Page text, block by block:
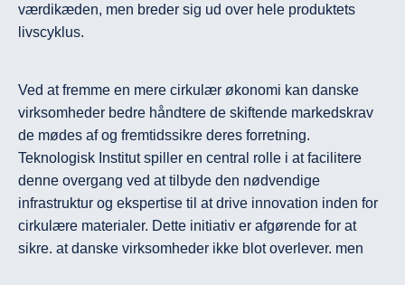
værdikæden, men breder sig ud over hele produktets
livscyklus.
Ved at fremme en mere cirkulær økonomi kan danske
virksomheder bedre håndtere de skiftende markedskrav
de mødes af og fremtidssikre deres forretning.
Teknologisk Institut spiller en central rolle i at facilitere
denne overgang ved at tilbyde den nødvendige
infrastruktur og ekspertise til at drive innovation inden for
cirkulære materialer. Dette initiativ er afgørende for at
sikre, at danske virksomheder ikke blot overlever, men